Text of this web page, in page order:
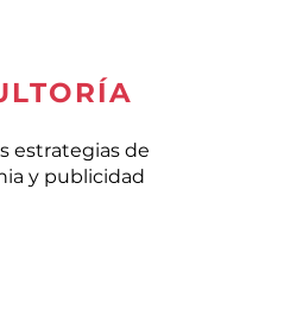
estrategias de
y publicidad